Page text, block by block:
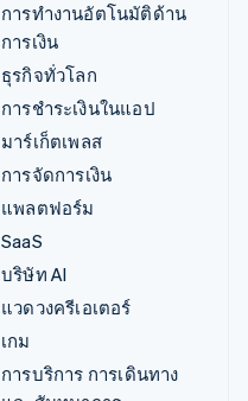
การทำงานอัตโนมัติด้าน
การเงิน
ธุรกิจทั่วโลก
การชำระเงินในแอป
มาร์เก็ตเพลส
การจัดการเงิน
แพลตฟอร์ม
SaaS
บริษัท AI
แวดวงครีเอเตอร์
เกม
การบริการ การเดินทาง